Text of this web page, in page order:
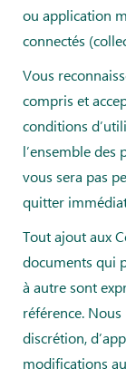
ou application
connectés
Vous
compris et
conditions
l’ensemble des
vous sera pas
quitter
Tout ajout aux
documents qui
à autre sont
référence.
discrétion,
modifications